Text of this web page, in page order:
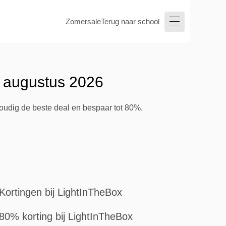
ZomersaleTerug naar school
2026
de beste deal en bespaar tot 80%.
bij LightInTheBox
korting bij LightInTheBox